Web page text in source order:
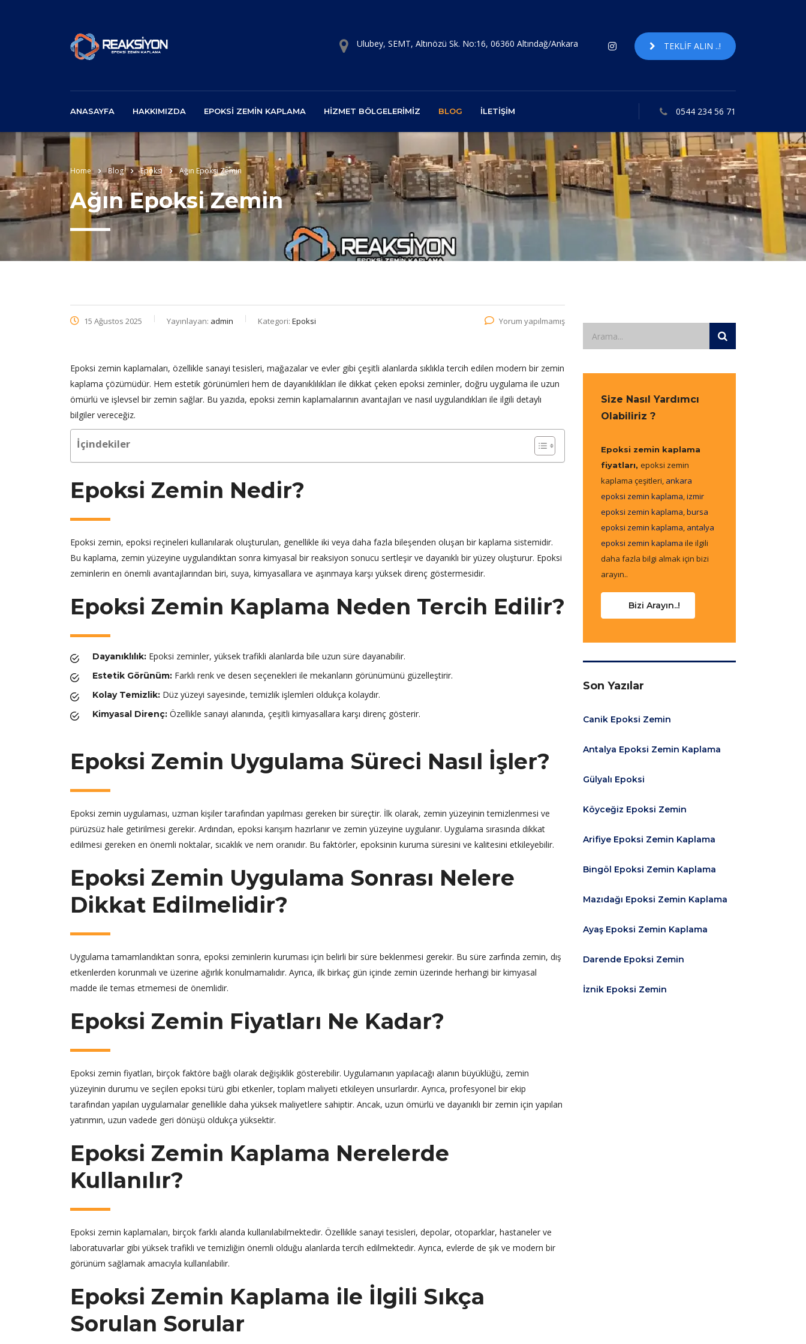
Ulubey, SEMT, Altınözü Sk. No:16, 06360 Altındağ/Ankara TEKLIF ALIN ..!
ANASAYFA HAKKIMIZDA EPOKSI ZEMIN KAPLAMA HIZMET BÖLGELERIMIZ BLOG İLETIŞIM 0544 234 56 71
Home Blog Epoksi Ağın Epoksi Zemin
Ağın Epoksi Zemin
15 Ağustos 2025 Yayınlayan: admin Kategori: Epoksi Yorum yapılmamış
Epoksi zemin kaplamaları, özellikle sanayi tesisleri, mağazalar ve evler gibi çeşitli alanlarda sıklıkla tercih edilen modern bir zemin
kaplama çözümüdür. Hem estetik görünümleri hem de dayanıklılıkları ile dikkat çeken epoksi zeminler, doğru uygulama ile uzun
ömürlü ve işlevsel bir zemin sağlar. Bu yazıda, epoksi zemin kaplamalarının avantajları ve nasıl uygulandıkları ile ilgili detaylı
bilgiler vereceğiz.
İçindekiler
Epoksi Zemin Nedir?
Epoksi zemin, epoksi reçineleri kullanılarak oluşturulan, genellikle iki veya daha fazla bileşenden oluşan bir kaplama sistemidir.
Bu kaplama, zemin yüzeyine uygulandıktan sonra kimyasal bir reaksiyon sonucu sertleşir ve dayanıklı bir yüzey oluşturur. Epoksi
zeminlerin en önemli avantajlarından biri, suya, kimyasallara ve aşınmaya karşı yüksek direnç göstermesidir.
Epoksi Zemin Kaplama Neden Tercih Edilir?
Dayanıklılık: Epoksi zeminler, yüksek trafikli alanlarda bile uzun süre dayanabilir.
Estetik Görünüm: Farklı renk ve desen seçenekleri ile mekanların görünümünü güzelleştirir.
Kolay Temizlik: Düz yüzeyi sayesinde, temizlik işlemleri oldukça kolaydır.
Kimyasal Direnç: Özellikle sanayi alanında, çeşitli kimyasallara karşı direnç gösterir.
Epoksi Zemin Uygulama Süreci Nasıl İşler?
Epoksi zemin uygulaması, uzman kişiler tarafından yapılması gereken bir süreçtir. İlk olarak, zemin yüzeyinin temizlenmesi ve
pürüzsüz hale getirilmesi gerekir. Ardından, epoksi karışım hazırlanır ve zemin yüzeyine uygulanır. Uygulama sırasında dikkat
edilmesi gereken en önemli noktalar, sıcaklık ve nem oranıdır. Bu faktörler, epoksinin kuruma süresini ve kalitesini etkileyebilir.
Epoksi Zemin Uygulama Sonrası Nelere
Dikkat Edilmelidir?
Uygulama tamamlandıktan sonra, epoksi zeminlerin kuruması için belirli bir süre beklenmesi gerekir. Bu süre zarfında zemin, dış
etkenlerden korunmalı ve üzerine ağırlık konulmamalıdır. Ayrıca, ilk birkaç gün içinde zemin üzerinde herhangi bir kimyasal
madde ile temas etmemesi de önemlidir.
Epoksi Zemin Fiyatları Ne Kadar?
Epoksi zemin fiyatları, birçok faktöre bağlı olarak değişiklik gösterebilir. Uygulamanın yapılacağı alanın büyüklüğü, zemin
yüzeyinin durumu ve seçilen epoksi türü gibi etkenler, toplam maliyeti etkileyen unsurlardır. Ayrıca, profesyonel bir ekip
tarafından yapılan uygulamalar genellikle daha yüksek maliyetlere sahiptir. Ancak, uzun ömürlü ve dayanıklı bir zemin için yapılan
yatırımın, uzun vadede geri dönüşü oldukça yüksektir.
Epoksi Zemin Kaplama Nerelerde
Kullanılır?
Epoksi zemin kaplamaları, birçok farklı alanda kullanılabilmektedir. Özellikle sanayi tesisleri, depolar, otoparklar, hastaneler ve
laboratuvarlar gibi yüksek trafikli ve temizliğin önemli olduğu alanlarda tercih edilmektedir. Ayrıca, evlerde de şık ve modern bir
görünüm sağlamak amacıyla kullanılabilir.
Epoksi Zemin Kaplama ile İlgili Sıkça
Sorulan Sorular
Size Nasıl Yardımcı
Olabiliriz ?
Epoksi zemin kaplama
fiyatları, epoksi zemin
kaplama çeşitleri, ankara
epoksi zemin kaplama,izmir
epoksi zemin kaplama,bursa
epoksi zemin kaplama, antalya
epoksi zemin kaplama ile ilgili
daha fazla bilgi almak için bizi
arayın..
Bizi Arayın..!
Son Yazılar
Canik Epoksi Zemin
Antalya Epoksi Zemin Kaplama
Gülyalı Epoksi
Köyceğiz Epoksi Zemin
Arifiye Epoksi Zemin Kaplama
Bingöl Epoksi Zemin Kaplama
Mazıdağı Epoksi Zemin Kaplama
Ayaş Epoksi Zemin Kaplama
Darende Epoksi Zemin
İznik Epoksi Zemin